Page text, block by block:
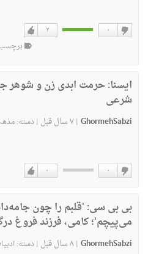
دوست
۲ ۰
ایسنا:‌حرمت ابدی زن و شوهر
شرعی
GhormehSabzi
|۷ سال قبل | دسته:
۰ ۰
بی بی سی: 'قلبم را چون
می‌پیچم'؛ کامی، فرزند فروغ
GhormehSabzi
|۸ سال قبل | دسته: